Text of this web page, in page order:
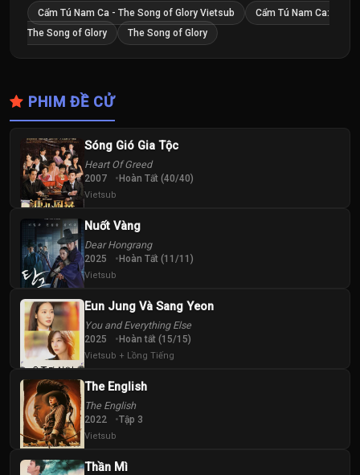
28
Tập
29
Tập
30
Tập
34
Tập
37
Tập
38
40
Tập
43
Tập
Tập
46
Tập
47
Tập
49
Tập
52
Cẩm Tú Nam Ca - The Song of Glory Vietsub
Cẩm Tú Nam Ca:
The Song of Glory
The Song of Glory
PHIM ĐỀ CỬ
Sóng Gió Gia Tộc
Heart Of Greed
2007 Hoàn Tất (40/40)
Vietsub
Nuốt Vàng
Dear Hongrang
2025 Hoàn Tất (11/11)
Vietsub
Eun Jung Và Sang Yeon
You and Everything Else
2025 Hoàn tất (15/15)
Vietsub + Lồng Tiếng
The English
The English
2022 Tập 3
Vietsub
Thần Mì